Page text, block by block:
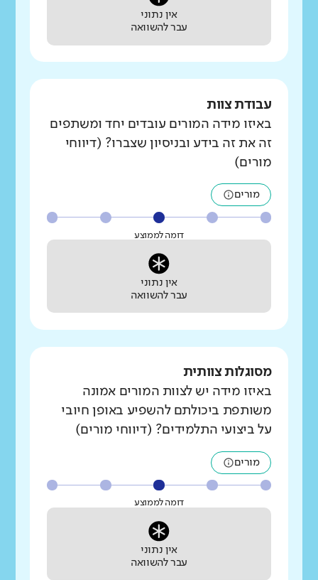
אין נתוני
עבר להשוואה
עבודת צוות
באיזו מידה המורים עובדים יחד ומשתפים
זה את זה בידע ובניסיון שצברו? (דיווחי
מורים)
מורים
דומה לממוצע
אין נתוני
עבר להשוואה
מסוגלות צוותית
באיזו מידה יש לצוות המורים אמונה
משותפת ביכולתם להשפיע באופן חיובי
על ביצועי התלמידים? (דיווחי מורים)
מורים
דומה לממוצע
אין נתוני
עבר להשוואה